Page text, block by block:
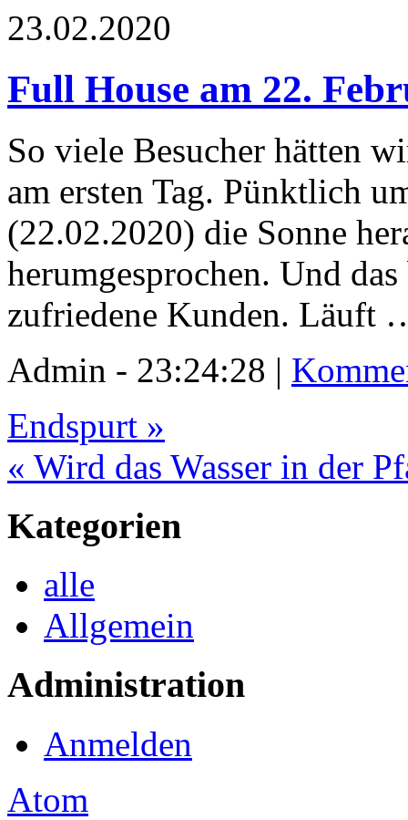
23.02.2020
Full House am 22.
So viele Besucher hätten
am ersten Tag. Pünktlich
(22.02.2020) die Sonne
herumgesprochen. Und
zufriedene Kunden. Läuft
Admin - 23:24:28 |
Endspurt »
« Wird das Wasser in der
Kategorien
alle
Allgemein
Administration
Anmelden
Atom